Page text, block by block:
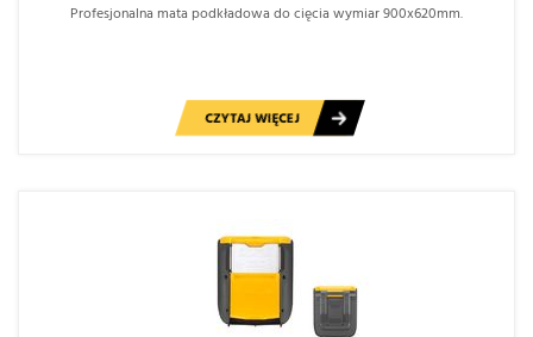
Profesjonalna mata podkładowa do cięcia wymiar 900x620mm.
CZYTAJ WIĘCEJ